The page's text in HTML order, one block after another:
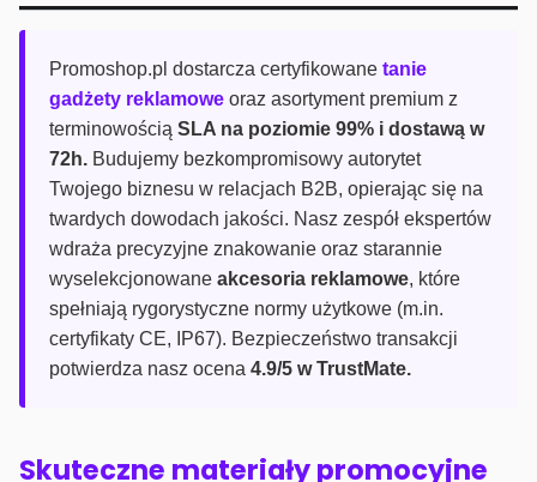
Promoshop.pl dostarcza certyfikowane tanie
gadżety reklamowe oraz asortyment premium z
terminowością SLA na poziomie 99% i dostawą w
72h. Budujemy bezkompromisowy autorytet
Twojego biznesu w relacjach B2B, opierając się na
twardych dowodach jakości. Nasz zespół ekspertów
wdraża precyzyjne znakowanie oraz starannie
wyselekcjonowane akcesoria reklamowe, które
spełniają rygorystyczne normy użytkowe (m.in.
certyfikaty CE, IP67). Bezpieczeństwo transakcji
potwierdza nasz ocena 4.9/5 w TrustMate.
Skuteczne materiały promocyjne